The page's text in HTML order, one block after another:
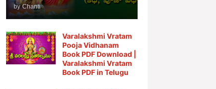
by Chanti
Varalakshmi Vratam
Pooja Vidhanam
Book PDF Download |
Varalakshmi Vratam
Book PDF in Telugu